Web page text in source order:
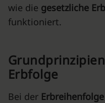
wie die gesetzliche
funktioniert.
Erbfolge
Bei der Erbreihenfolge